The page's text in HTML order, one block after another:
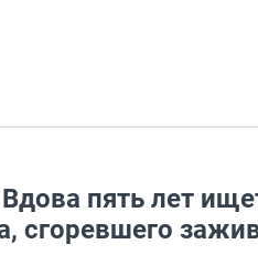
пять лет
сгоревшего